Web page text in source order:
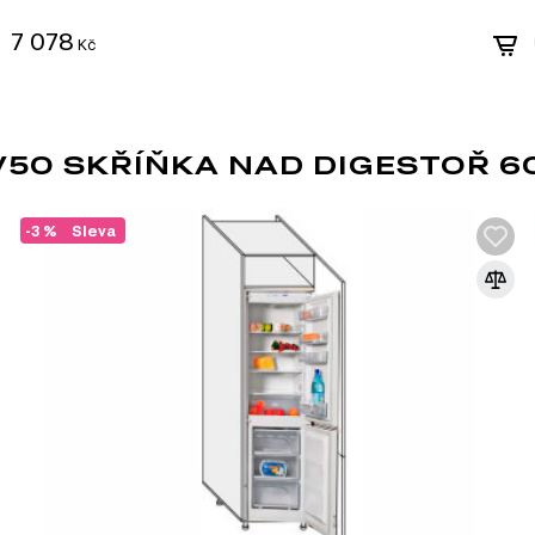
MDF
MDF je jedním z nejoblíbenějších
dřevěných vláken lisováním pod
pryskyřic. Díky svým vlastnostem se
dvířek, dekorativních panelů a dalších
Vlastnosti MDF:
Pevnost a stabilita. MDF má vysokou hustotu,
deformacím.
Hladký povrch. Díky homogenní struktuře má
základ pro lakování, laminaci nebo nanášení
7 078 Kč
SKŘÍŇKA NAD DIGESTOŘ
Sleva
-3 %